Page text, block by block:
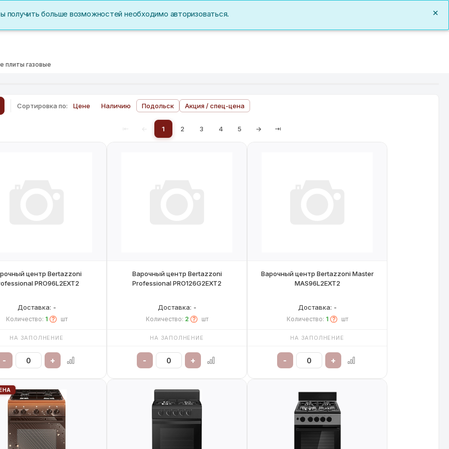
Акции Перс. данные
плиты газовые
Сортировка по: Цене Наличию Подольск Акция / спец-цена
⇤ ← 1 2 3 4 5 → ⇥
центр Bertazzoni
PRO96L2EXT2
Доставка: -
Количество: 1 шт
НА ЗАПОЛНЕНИЕ
- +
Варочный центр Bertazzoni
Professional PRO126G2EXT2
Доставка: -
Количество: 2 шт
НА ЗАПОЛНЕНИЕ
- +
Варочный центр Bertazzoni Master
MAS96L2EXT2
Доставка: -
Количество: 1 шт
НА ЗАПОЛНЕНИЕ
- +
получить больше возможностей необходимо авторизоваться.